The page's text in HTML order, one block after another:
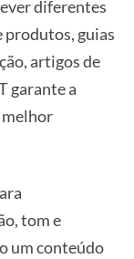
diferentes
produtos, guias
artigos de
garante a
melhor
tom e
um conteúdo